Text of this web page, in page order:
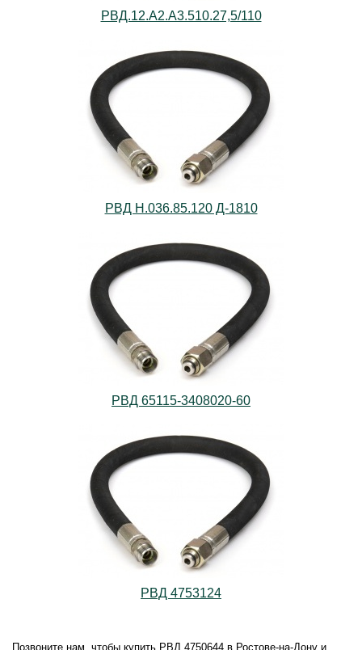
РВД.12.А2.А3.510.27,5/110
РВД Н.036.85.120 Д-1810
РВД 65115-3408020-60
РВД 4753124
Позвоните нам, чтобы купить РВД 4750644 в Ростове-на-Дону и